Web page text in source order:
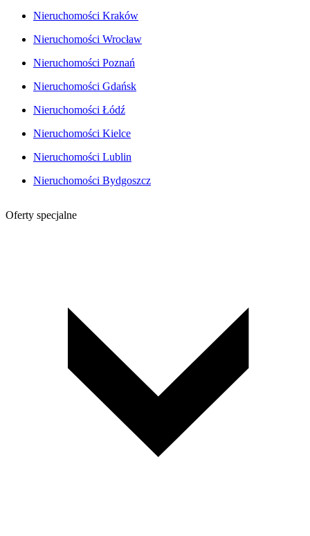
Nieruchomości Kraków
Nieruchomości Wrocław
Nieruchomości Poznań
Nieruchomości Gdańsk
Nieruchomości Łódź
Nieruchomości Kielce
Nieruchomości Lublin
Nieruchomości Bydgoszcz
Oferty specjalne